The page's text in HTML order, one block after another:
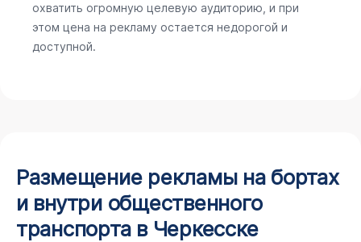
охватить огромную целевую аудиторию, и при
этом цена на рекламу остается недорогой и
доступной.
Размещение рекламы на бортах
и внутри общественного
транспорта в Черкесске